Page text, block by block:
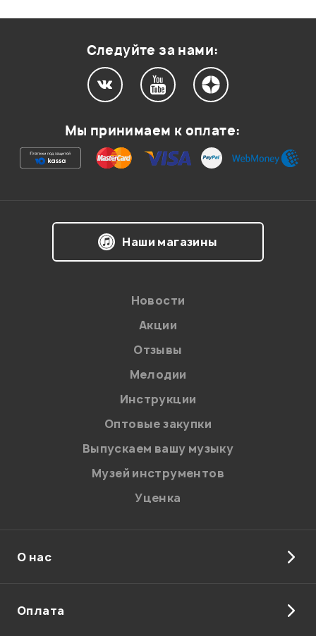
Ваша оценка:
на обработку персональных данных в
Политикой в отношении обработки
персональных данных.
Введите проверочное число:
Отправить
Следуйте за нами:
Мы принимаем к оплате:
Наши магазины
Новости
Акции
Отзывы
Мелодии
Инструкции
Оптовые закупки
Выпускаем вашу музыку
Музей инструментов
Уценка
О нас
Оплата